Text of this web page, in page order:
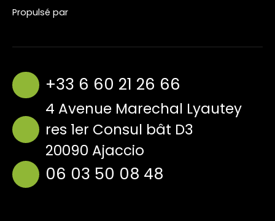
Propulsé par
+33 6 60 21 26 66
4 Avenue Marechal Lyautey
res 1er Consul bât D3
20090 Ajaccio
06 03 50 08 48